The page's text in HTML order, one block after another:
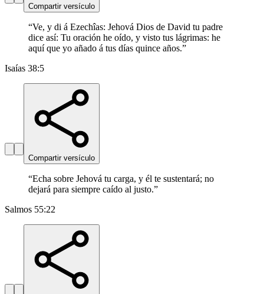
Compartir versículo
“Ve, y di á Ezechîas: Jehová Dios de David tu padre
dice así: Tu oración he oído, y visto tus lágrimas: he
aquí que yo añado á tus días quince años.”
Isaías 38:5
Compartir versículo
“Echa sobre Jehová tu carga, y él te sustentará; no
dejará para siempre caído al justo.”
Salmos 55:22